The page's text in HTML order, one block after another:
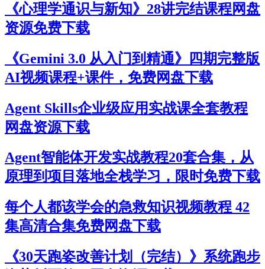
《心理学通识与新知》28讲完结课程网盘
资源免费下载
《Gemini 3.0 从入门到精通》四期完整版
AI视频课程+课件，免费网盘下载
Agent Skills企业级应用实战课全套教程
网盘资源下载
Agent智能体开发实战教程20套合集，从
原理到项目落地全栈学习，限时免费下载
每个人都该学会的急救知识视频教程 42
集高清合集免费网盘下载
《30天跑姿改善计划（完结）》系统跑步